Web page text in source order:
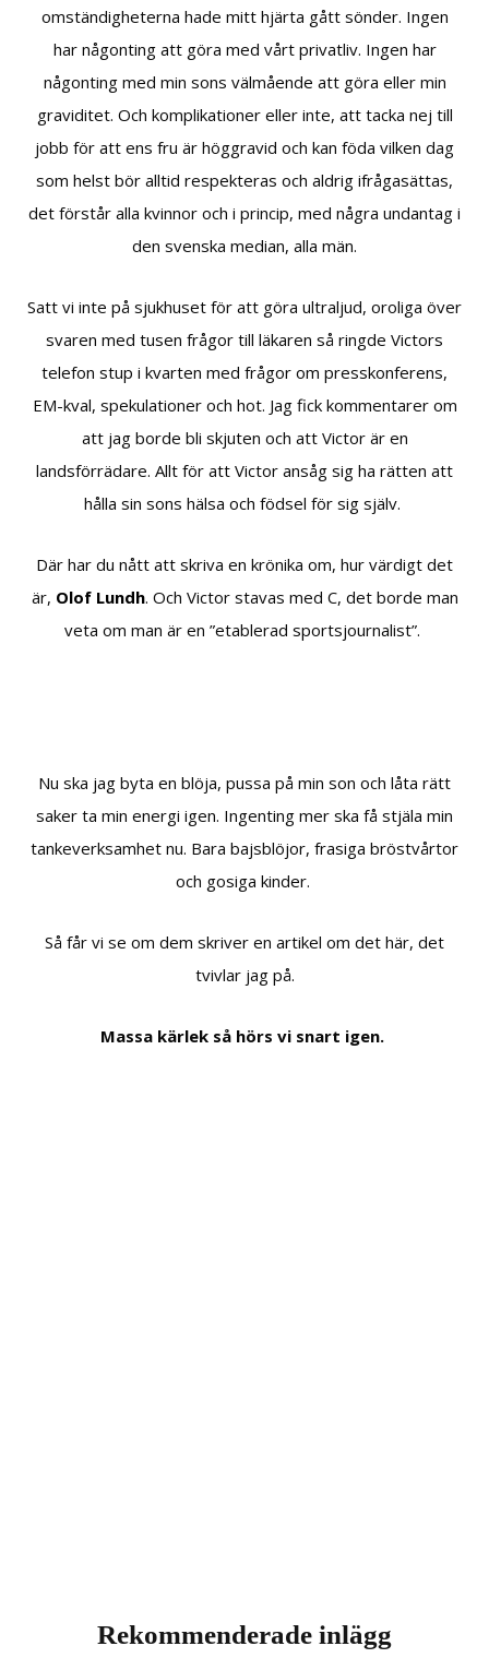
omständigheterna hade mitt hjärta gått sönder. Ingen
har någonting att göra med vårt privatliv. Ingen har
någonting med min sons välmående att göra eller min
graviditet. Och komplikationer eller inte, att tacka nej till
jobb för att ens fru är höggravid och kan föda vilken dag
som helst bör alltid respekteras och aldrig ifrågasättas,
det förstår alla kvinnor och i princip, med några undantag i
den svenska median, alla män.
Satt vi inte på sjukhuset för att göra ultraljud, oroliga över
svaren med tusen frågor till läkaren så ringde Victors
telefon stup i kvarten med frågor om presskonferens,
EM-kval, spekulationer och hot. Jag fick kommentarer om
att jag borde bli skjuten och att Victor är en
landsförrädare. Allt för att Victor ansåg sig ha rätten att
hålla sin sons hälsa och födsel för sig själv.
Där har du nått att skriva en krönika om, hur värdigt det
är, Olof Lundh. Och Victor stavas med C, det borde man
veta om man är en ”etablerad sportsjournalist”.
Nu ska jag byta en blöja, pussa på min son och låta rätt
saker ta min energi igen. Ingenting mer ska få stjäla min
tankeverksamhet nu. Bara bajsblöjor, frasiga bröstvårtor
och gosiga kinder.
Så får vi se om dem skriver en artikel om det här, det
tvivlar jag på.
Massa kärlek så hörs vi snart igen.
Rekommenderade inlägg